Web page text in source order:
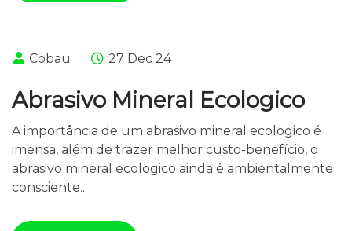
Cobau 27 Dec 24
Abrasivo Mineral Ecologico
A importância de um abrasivo mineral ecologico é
imensa, além de trazer melhor custo-benefício, o
abrasivo mineral ecologico ainda é ambientalmente
consciente...